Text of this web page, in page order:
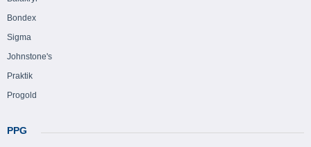
Bondex
Sigma
Johnstone's
Praktik
Progold
PPG